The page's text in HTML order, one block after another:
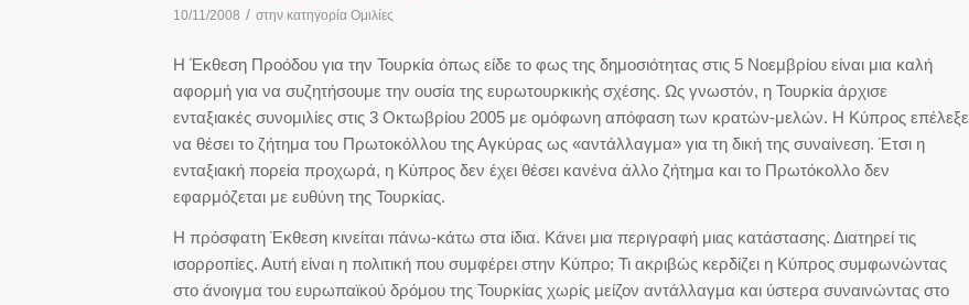
10/11/2008 / στην κατηγορία Ομιλίες
Η Έκθεση Προόδου για την Τουρκία όπως είδε το φως της δημοσιότητας στις 5 Νοεμβρίου είναι μια καλή
αφορμή για να συζητήσουμε την ουσία της ευρωτουρκικής σχέσης. Ως γνωστόν, η Τουρκία άρχισε
ενταξιακές συνομιλίες στις 3 Οκτωβρίου 2005 με ομόφωνη απόφαση των κρατών-μελών. Η Κύπρος επέλεξε
να θέσει το ζήτημα του Πρωτοκόλλου της Αγκύρας ως «αντάλλαγμα» για τη δική της συναίνεση. Έτσι η
ενταξιακή πορεία προχωρά, η Κύπρος δεν έχει θέσει κανένα άλλο ζήτημα και το Πρωτόκολλο δεν
εφαρμόζεται με ευθύνη της Τουρκίας.
Η πρόσφατη Έκθεση κινείται πάνω-κάτω στα ίδια. Κάνει μια περιγραφή μιας κατάστασης. Διατηρεί τις
ισορροπίες. Αυτή είναι η πολιτική που συμφέρει στην Κύπρο; Τι ακριβώς κερδίζει η Κύπρος συμφωνώντας
στο άνοιγμα του ευρωπαϊκού δρόμου της Τουρκίας χωρίς μείζον αντάλλαγμα και ύστερα συναινώντας στο